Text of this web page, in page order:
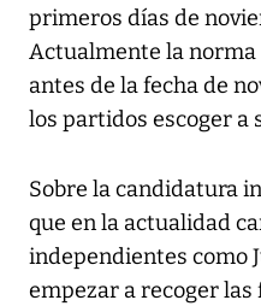
primeros días de
Actualmente la norma
antes de la fecha de
los partidos escoger a
Sobre la candidatura
que en la actualidad
independientes como
empezar a recoger